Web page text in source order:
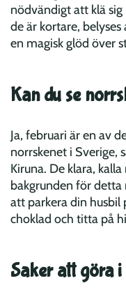
nödvändigt att klä
de är kortare,
en magisk glöd över
Kan du se
Ja, februari är en av
norrskenet i Sverige,
Kiruna. De klara,
bakgrunden för detta
att parkera din husbil
choklad och titta på
Saker att göra